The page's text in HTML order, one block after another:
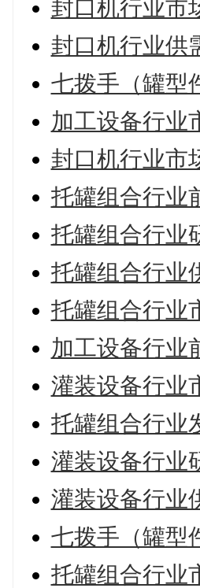
封口机行业市
封口机行业供
七拨手（罐型
加工设备行业
封口机行业市
托罐组合行业
托罐组合行业
托罐组合行业
托罐组合行业
加工设备行业
灌装设备行业
托罐组合行业
灌装设备行业
灌装设备行业
七拨手（罐型
托罐组合行业